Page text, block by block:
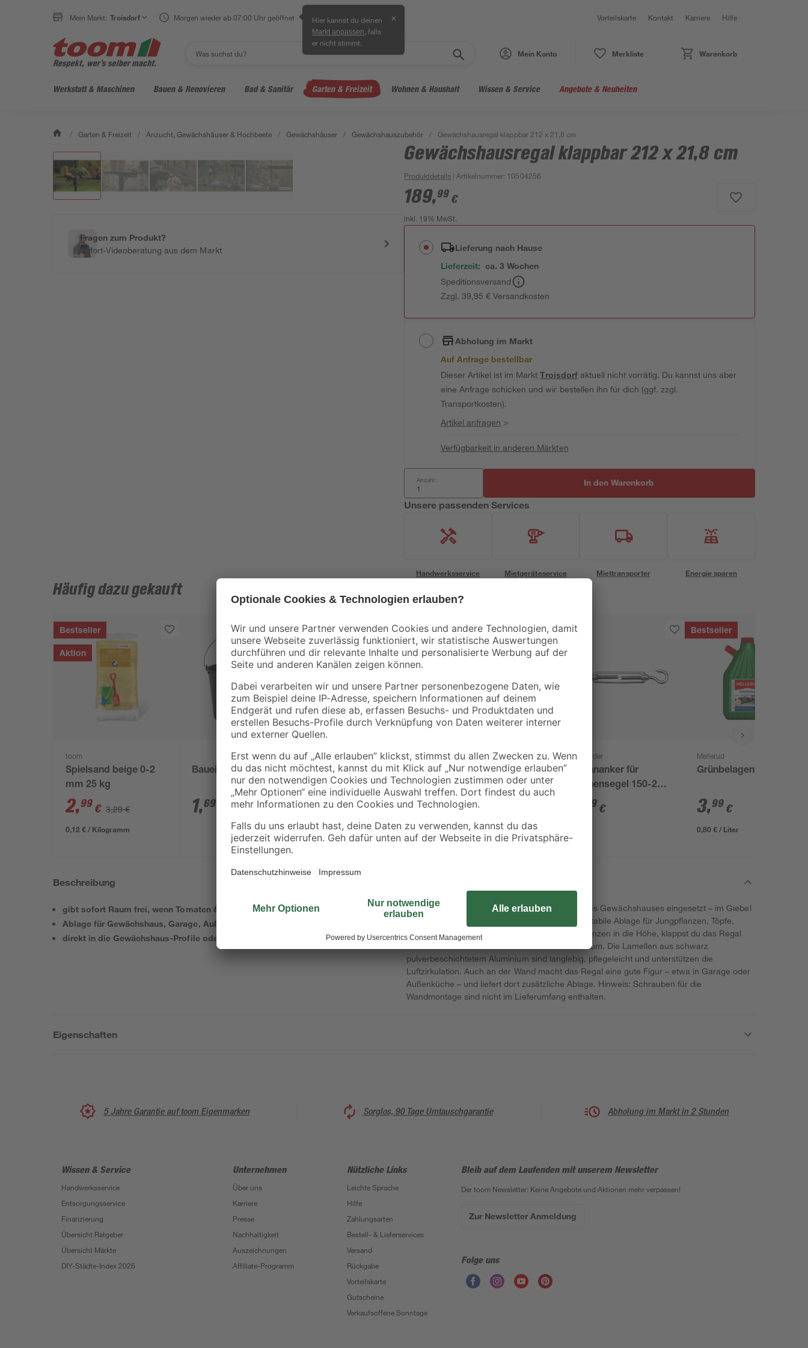
Mein Markt: Troisdorf Morgen wieder ab 07:00 Uhr geöffnet Hier kannst du deinen
Markt anpassen , falls
er nicht stimmt.
✕ Vorteilskarte Kontakt Karriere Hilfe
Mein Konto Merkliste Warenkorb
Werkstatt & Maschinen Bauen & Renovieren Bad & Sanitär Garten & Freizeit Wohnen & Haushalt Wissen & Service Angebote & Neuheiten
/ Garten & Freizeit / Anzucht, Gewächshäuser & Hochbeete / Gewächshäuser / Gewächshauszubehör / Gewächshausregal klappbar 212 x 21,8 cm
Fragen zum Produkt?
Sofort-Videoberatung aus dem Markt
Gewächshausregal klappbar 212 x 21,8 cm
Produktdetails | Artikelnummer: 10504256
189,99 €
inkl. 19% MwSt.
Lieferung nach Hause
Lieferzeit: ca. 3 Wochen
Speditionsversand
Zzgl. 39,95 € Versandkosten
Abholung im Markt
Auf Anfrage bestellbar
Dieser Artikel ist im MarktTroisdorfaktuell nicht vorrätig. Du kannst uns aber
eine Anfrage schicken und wir bestellen ihn für dich (ggf. zzgl.
Transportkosten).
Artikel anfragen >
Verfügbarkeit in anderen Märkten
Anzahl: In den Warenkorb
Unsere passenden Services
Handwerksservice Mietgeräteservice Miettransporter Energie sparen
Häufig dazu gekauft
Bestseller
Aktion
toom
Spielsand beige 0-2
mm 25 kg
2,99 € 3,29 €
0,12 € / Kilogramm
Baueimer 12 l
1,69
Bestseller
BÜMAG eG
Besenstiel Holz 140
cm
5, 79€
Bestseller
B1
Rindenmulch 0-40
mm 40 l
3,99 €
0,10 € / Liter
Schneider
Spannanker für
Sonnensegel 150-218
99 €
Bestseller
Mellerud
Grünbelagentferner 5 l
3,99 €
0,80 € / Liter
Beschreibung
gibt sofort Raum frei, wenn Tomaten & Co. in die Höhe schießen
Ablage für Gewächshaus, Garage, Außenküche & mehr
direkt in die Gewächshaus-Profile oder an die Wand fixieren
Das Lamellenregal wird direkt in die Profile deines Gewächshauses eingesetzt – im Giebel
oder entlang der Seitenwand. So entsteht eine stabile Ablage für Jungpflanzen, Töpfe,
Schalen oder Gartengeräte. Wachsen deine Pflanzen in die Höhe, klappst du das Regal
einfach herunter und schaffst sofort mehr Freiraum. Die Lamellen aus schwarz
pulverbeschichtetem Aluminium sind langlebig, pflegeleicht und unterstützen die
Luftzirkulation. Auch an der Wand macht das Regal eine gute Figur – etwa in Garage oder
Außenküche – und liefert dort zusätzliche Ablage. Hinweis: Schrauben für die
Wandmontage sind nicht im Lieferumfang enthalten.
Eigenschaften
5 Jahre Garantie auf toom Eigenmarken Sorglos, 90 Tage Umtauschgarantie Abholung im Markt in 2 Stunden
Wissen & Service
Handwerksservice
Entsorgungsservice
Finanzierung
Übersicht Ratgeber
Übersicht Märkte
DIY-Städte-Index 2026
Unternehmen
Über uns
Karriere
Presse
Nachhaltigkeit
Auszeichnungen
Affiliate-Programm
Nützliche Links
Leichte Sprache
Hilfe
Zahlungsarten
Bestell- & Lieferservices
Versand
Rückgabe
Vorteilskarte
Gutscheine
Verkaufsoffene Sonntage
Bleib auf dem Laufenden mit unserem Newsletter
Der toom Newsletter: Keine Angebote und Aktionen mehr verpassen!
Zur Newsletter Anmeldung
Folge uns